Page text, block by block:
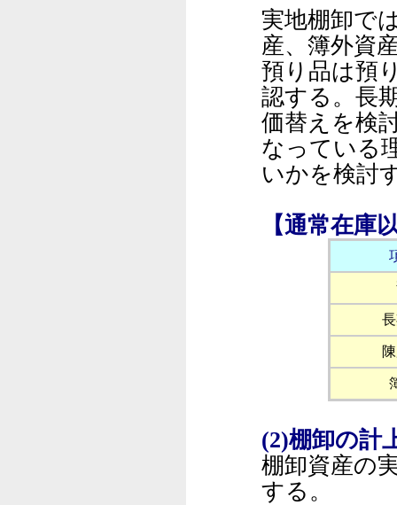
実地棚卸で
産、簿外資
預り品は預
認する。長
価替えを検
なっている
いかを検討
【通常在庫
(2)棚卸の計
棚卸資産の
する。